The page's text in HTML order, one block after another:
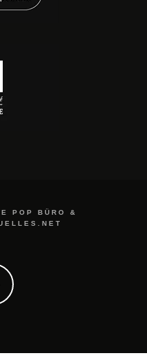
POP BÜRO &